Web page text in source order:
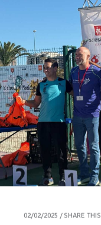
02/02/2025 SHARE THIS